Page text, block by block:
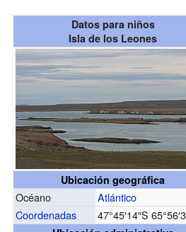
Datos para niños
Isla de los Leones
Ubicación geográfica
Océano
Atlántico
Coordenadas
47°45′14″S